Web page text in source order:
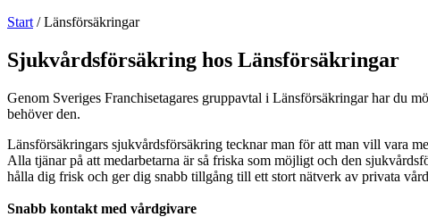
Start /Länsförsäkringar
Sjukvårdsförsäkring hos Länsförsäkringar
Genom Sveriges Franchisetagares gruppavtal i Länsförsäkringar har du
behöver den.
Länsförsäkringars sjukvårdsförsäkring tecknar man för att man vill vara
Alla tjänar på att medarbetarna är så friska som möjligt och den
hålla dig frisk och ger dig snabb tillgång till ett stort nätverk av privata
Snabb kontakt med vårdgivare